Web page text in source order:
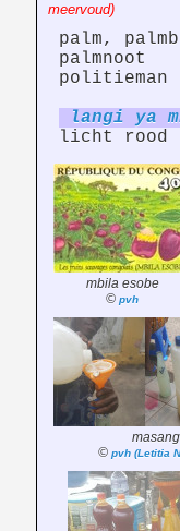
meervoud)
palm,
palmnoot
politieman
langi ya
licht rood
mbila esobe
© pvh
© pvh (Letitia